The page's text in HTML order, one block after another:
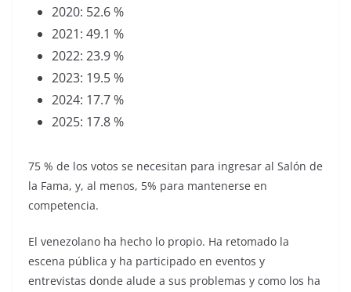
2020: 52.6 %
2021: 49.1 %
2022: 23.9 %
2023: 19.5 %
2024: 17.7 %
2025: 17.8 %
75 % de los votos se necesitan para ingresar al Salón de
la Fama, y, al menos, 5% para mantenerse en
competencia.
El venezolano ha hecho lo propio. Ha retomado la
escena pública y ha participado en eventos y
entrevistas donde alude a sus problemas y como los ha